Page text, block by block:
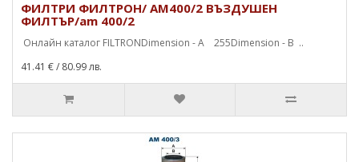
ФИЛТРИ ФИЛТРОН/ AM400/2 ВЪЗДУШЕН
ФИЛТЪР/am 400/2
Онлайн каталог FILTRONDimension - A 255Dimension - B ..
41.41 €/ 80.99 лв.